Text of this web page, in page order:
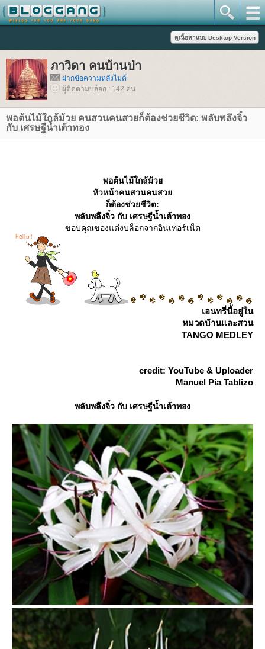
ภาวิดา คนบ้านป่า
ฝากข้อความหลังไมค์
ผู้ติดตามบล็อก : 142 คน
พอต้นไม้ใกล้ม้วย คนสวนคนสวยก็ต้องช่วยชีวิต: พลับพลึงจิ๋ว
กับ เศรษฐีน้ำเต้าทอง
พอต้นไม้ใกล้ม้ว
หัวหน้าคนสวนคนสว
ก็ต้องช่วยชีวิต:
พลับพลึงจิ๋ว กับ เศรษฐีน้ำเต้าทอง
ขอบคุณของแต่งบล็อกจากอินเทอร์เน็ต
เอนทรี่นี้อยู่ใน
หมวดบ้านและสวน
TANGO MEDLEY
credit: YouTube & Uploader
Manuel Pia Tablizo
พลับพลึงจิ๋ว กับ เศรษฐีน้ำเต้าทอง